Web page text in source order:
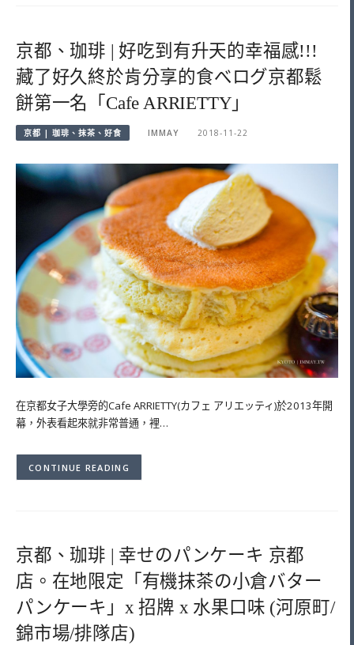
京都、珈琲 | 好吃到有升天的幸福感!!!
藏了好久終於肯分享的食べログ京都鬆
餅第一名「Cafe ARRIETTY」
京都 | 珈琲、抹茶、好食 IMMAY 2018-11-22
在京都女子大學旁的Cafe ARRIETTY(カフェ アリエッティ)於2013年開
幕，外表看起來就非常普通，裡…
CONTINUE READING
京都、珈琲 | 幸せのパンケーキ 京都
店。在地限定「有機抹茶の小倉バター
パンケーキ」x 招牌 x 水果口味 (河原町/
錦市場/排隊店)